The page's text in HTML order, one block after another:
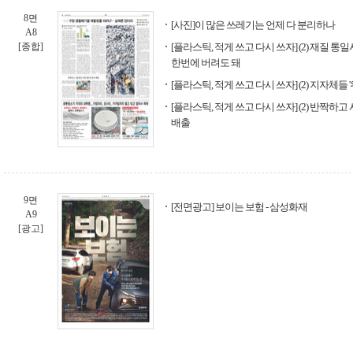
8면
A8
[종합]
[사진]이 많은 쓰레기는 언제 다 분리하나
[플라스틱, 적게 쓰고 다시 쓰자] (2) 재질 통
한번에 버려도 돼
[플라스틱, 적게 쓰고 다시 쓰자] (2) 지자체들
[플라스틱, 적게 쓰고 다시 쓰자] (2) 반짝하
배출
9면
A9
[광고]
[전면광고] 보이는 보험 - 삼성화재